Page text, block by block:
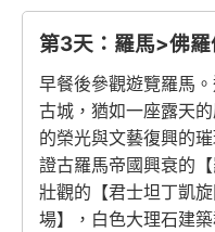
第3天：羅馬>佛羅
早餐後參觀遊覽羅馬
古城，猶如一座露天
的榮光與文藝復興的
證古羅馬帝國興衰的
壯觀的【君士坦丁凱
場】，白色大理石建